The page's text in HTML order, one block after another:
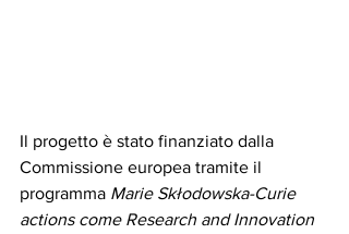
Il progetto è stato finanziato dalla
Commissione europea tramite il
programma Marie Skłodowska-Curie
actions come Research and Innovation